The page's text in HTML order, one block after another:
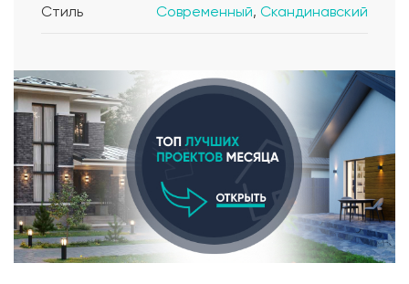
Стиль Современный, Скандинавский